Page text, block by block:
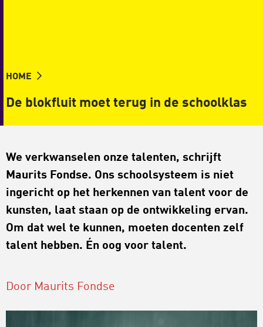
HOME
De blokfluit moet terug in de schoolklas
We verkwanselen onze talenten, schrijft
Maurits Fondse. Ons schoolsysteem is niet
ingericht op het herkennen van talent voor de
kunsten, laat staan op de ontwikkeling ervan.
Om dat wel te kunnen, moeten docenten zelf
talent hebben. Én oog voor talent.
Door Maurits Fondse